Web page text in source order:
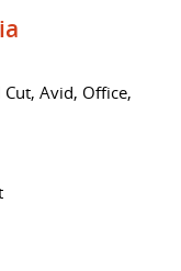
Avid, Office,